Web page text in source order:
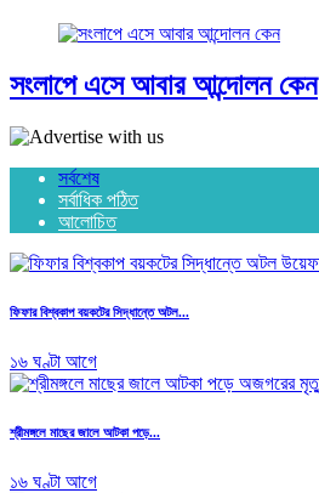
সংলাপে এসে আবার আন্দোলন কেন
সর্বশেষ
সর্বাধিক পঠিত
আলোচিত
ফিফার বিশ্বকাপ বয়কটের সিদ্ধান্তে অটল...
১৬ ঘণ্টা আগে
শ্রীমঙ্গলে মাছের জালে আটকা পড়ে...
১৬ ঘণ্টা আগে